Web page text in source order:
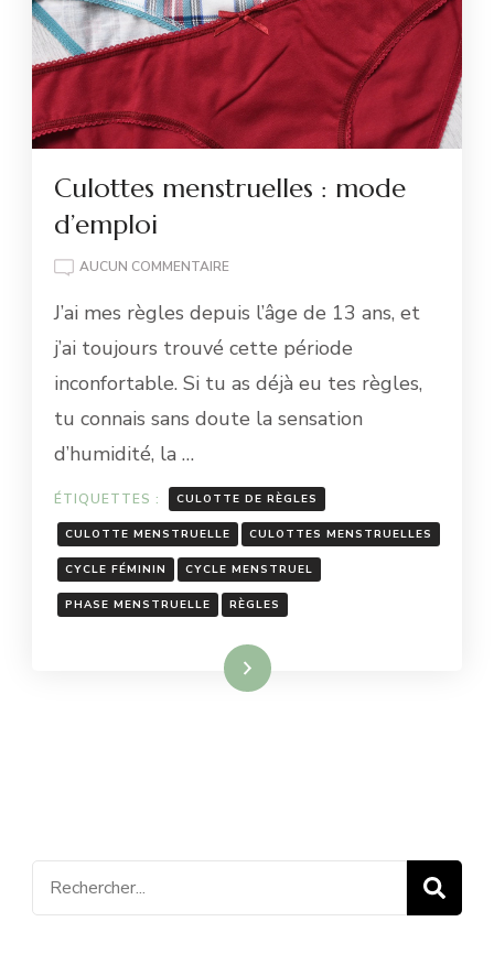
Culottes menstruelles : mode
d’emploi
AUCUN COMMENTAIRECULOTTES
:
D’EMPLOI
J’ai mes règles depuis l’âge de 13 ans, et
j’ai toujours trouvé cette période
inconfortable. Si tu as déjà eu tes règles,
tu connais sans doute la sensation
d’humidité, la …
ÉTIQUETTES : CULOTTE DE RÈGLES
CULOTTE MENSTRUELLE CULOTTES MENSTRUELLES
CYCLE FÉMININ CYCLE MENSTRUEL
PHASE MENSTRUELLE RÈGLES
Lire la suite
Recherche
pour